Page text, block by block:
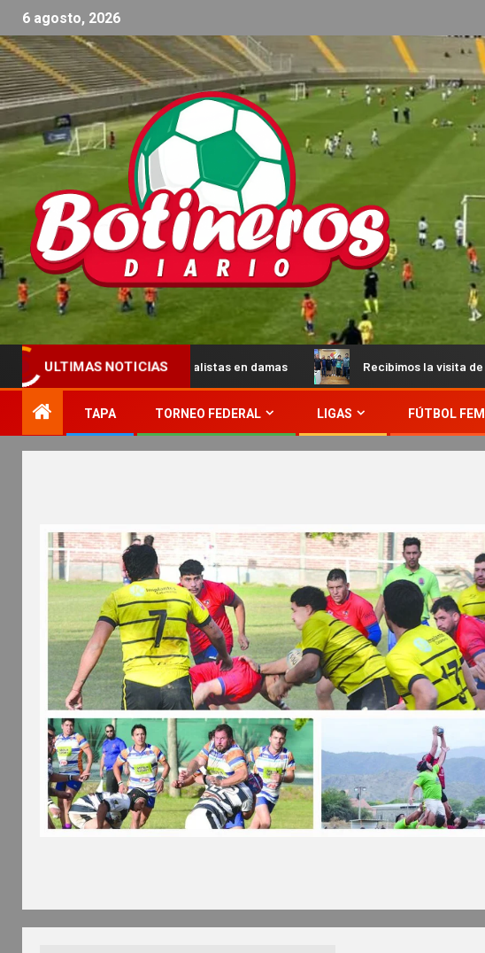
6 agosto, 2026
ULTIMAS NOTICIAS
semifinalistas en damas Recibimos la visita de protagonistas del MX
TAPA TORNEO FEDERAL LIGAS FÚTBOL